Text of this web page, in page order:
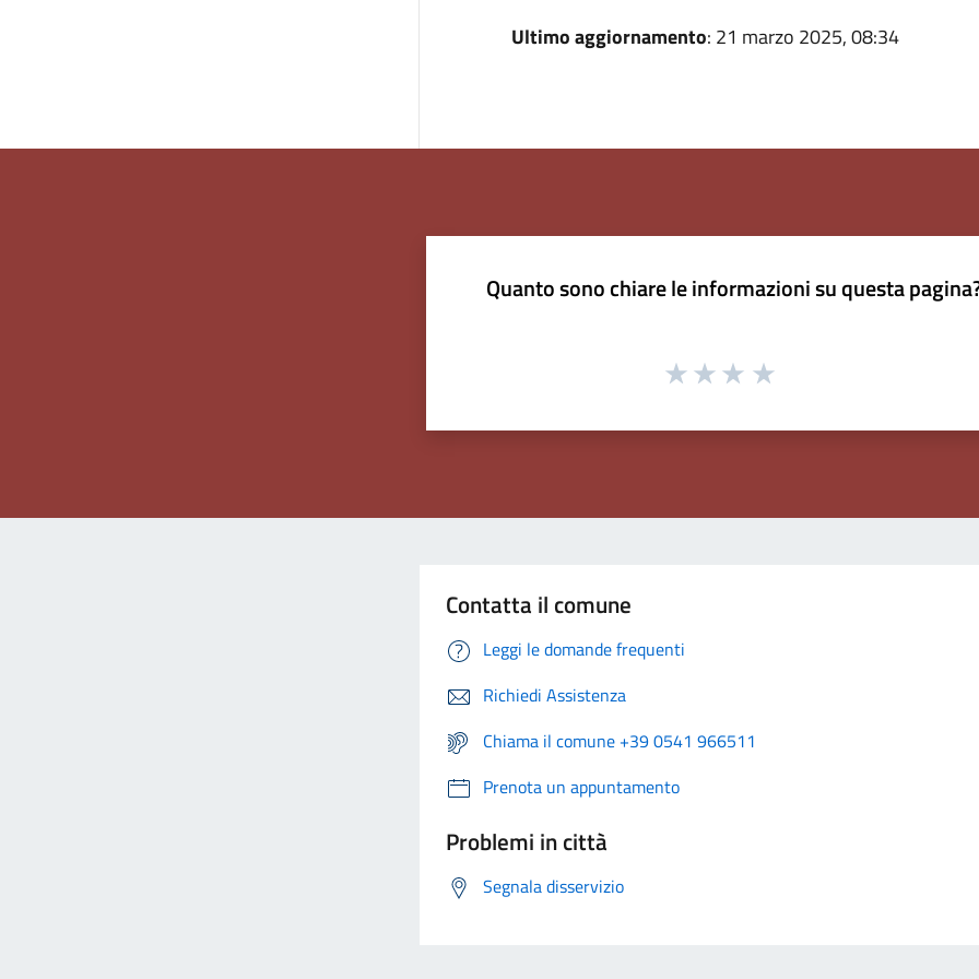
Ultimo aggiornamento: 21 marzo 2025, 08:34
Quanto sono chiare le informazioni su questa
Contatta il comune
Leggi le domande frequenti
Richiedi Assistenza
Chiama il comune +39 0541 966511
Prenota un appuntamento
Problemi in città
Segnala disservizio